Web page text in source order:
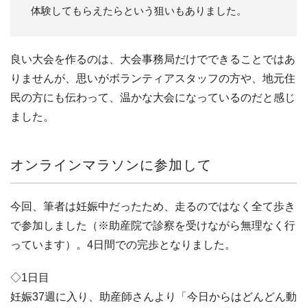
体験してもらえたらという狙いもありました。
良い大会を作るのは、大会事務局だけでできることではあ
りませんが、思いがボランティアスタッフの方や、地元住
民の方にも伝わって、温かな大会になっているのだと感じ
ました。
オンラインマラソンに参加して
今回、筆者は妊娠中だったため、走るのではなく全て歩き
で参加しました（※助産院で診察を受けながら無理なく行
っています）。4日間での完歩となりました。
◇1日目
妊娠37週に入り、助産師さんより「今日からはどんどん動